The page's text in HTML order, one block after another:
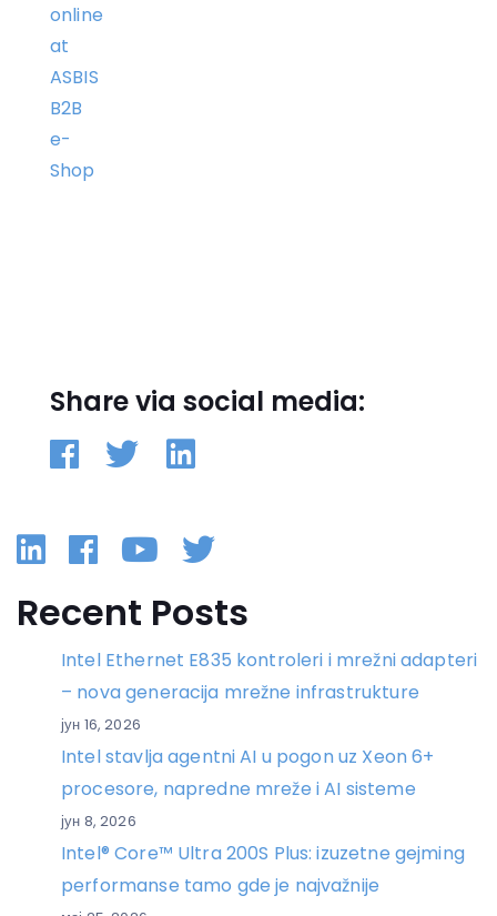
Share via social media:
Linkedin
Facebook
YouTube
Twitter
Recent Posts
Intel Ethernet E835 kontroleri i mrežni adapteri
– nova generacija mrežne infrastrukture
јун 16, 2026
Intel stavlja agentni AI u pogon uz Xeon 6+
procesore, napredne mreže i AI sisteme
јун 8, 2026
Intel® Core™ Ultra 200S Plus: izuzetne gejming
performanse tamo gde je najvažnije